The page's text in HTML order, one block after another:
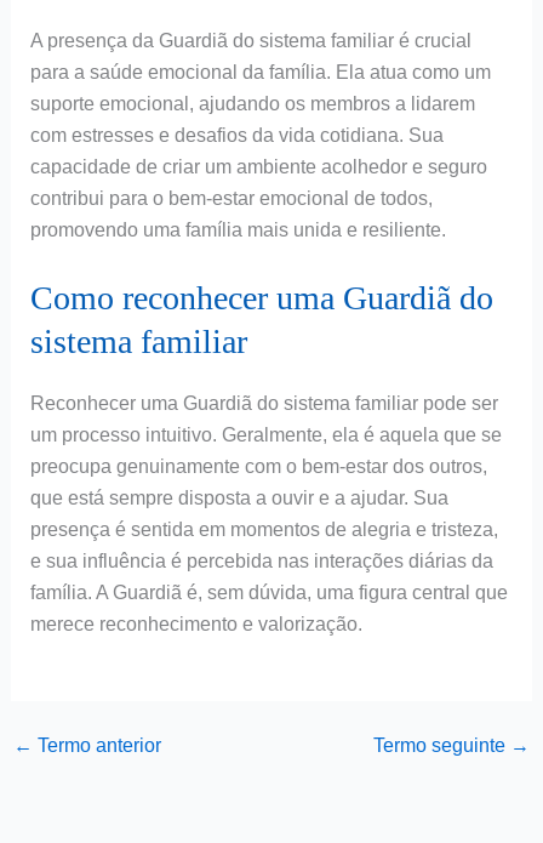
A presença da Guardiã do sistema familiar é crucial
para a saúde emocional da família. Ela atua como um
suporte emocional, ajudando os membros a lidarem
com estresses e desafios da vida cotidiana. Sua
capacidade de criar um ambiente acolhedor e seguro
contribui para o bem-estar emocional de todos,
promovendo uma família mais unida e resiliente.
Como reconhecer uma Guardiã do
sistema familiar
Reconhecer uma Guardiã do sistema familiar pode ser
um processo intuitivo. Geralmente, ela é aquela que se
preocupa genuinamente com o bem-estar dos outros,
que está sempre disposta a ouvir e a ajudar. Sua
presença é sentida em momentos de alegria e tristeza,
e sua influência é percebida nas interações diárias da
família. A Guardiã é, sem dúvida, uma figura central que
merece reconhecimento e valorização.
← Termo anterior Termo seguinte →